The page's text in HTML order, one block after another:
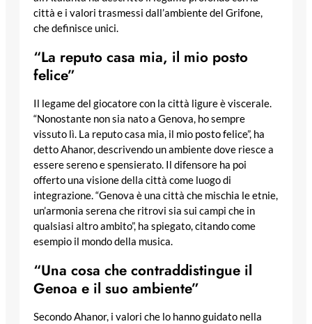
città e i valori trasmessi dall’ambiente del Grifone,
che definisce unici.
“La reputo casa mia, il mio posto
felice”
Il legame del giocatore con la città ligure è viscerale.
“Nonostante non sia nato a Genova, ho sempre
vissuto lì. La reputo casa mia, il mio posto felice”, ha
detto Ahanor, descrivendo un ambiente dove riesce a
essere sereno e spensierato. Il difensore ha poi
offerto una visione della città come luogo di
integrazione. “Genova è una città che mischia le etnie,
un’armonia serena che ritrovi sia sui campi che in
qualsiasi altro ambito”, ha spiegato, citando come
esempio il mondo della musica.
“Una cosa che contraddistingue il
Genoa e il suo ambiente”
Secondo Ahanor, i valori che lo hanno guidato nella